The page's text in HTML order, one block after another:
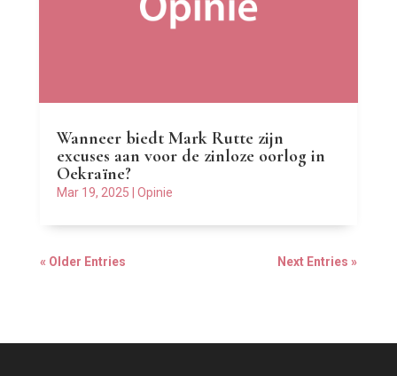
Wanneer biedt Mark Rutte zijn
excuses aan voor de zinloze oorlog in
Oekraïne?
Mar 19, 2025 Opinie
« Older Entries Next Entries »